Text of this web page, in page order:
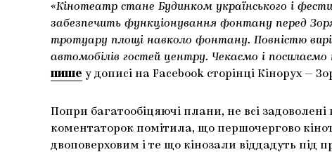
«Кінотеатр стане Будинком українського і
забезпечить функціонування фонтану перед
тротуару площі навколо фонтану. Повністю
автомобілів гостей центру. Чекаємо і посилаємо
пише у дописі на Facebook сторінці Кінорух —
Попри багатообіцяючі плани, не всі
коментаторок помітила, що першочергово
двоповерховим і те що кінозали віддадуть під